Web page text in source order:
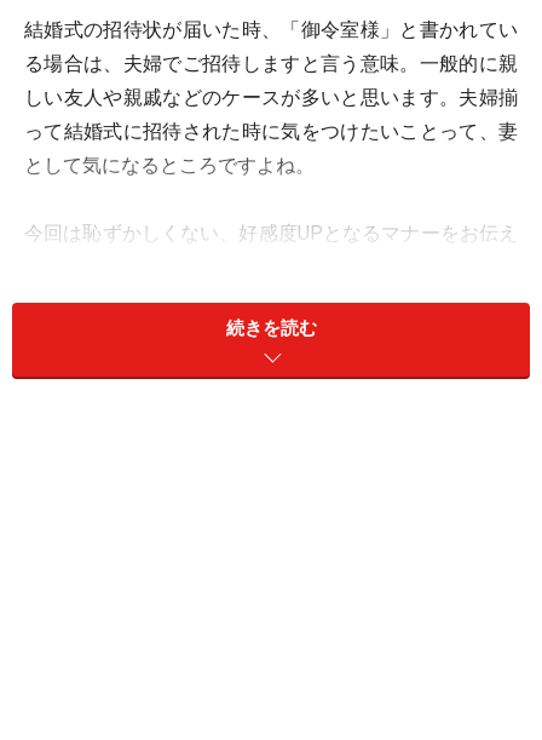
結婚式の招待状が届いた時、「御令室様」と書かれてい
る場合は、夫婦でご招待しますと言う意味。一般的に親
しい友人や親戚などのケースが多いと思います。夫婦揃
って結婚式に招待された時に気をつけたいことって、妻
として気になるところですよね。
今回は恥ずかしくない、好感度UPとなるマナーをお伝え
続きを読む